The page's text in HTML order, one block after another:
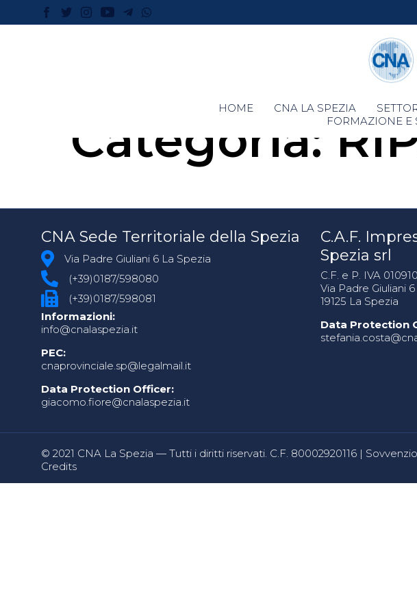
HOME CNA LA SPEZIA
FORMAZIONE E
Categoria:
CNA Sede Territoriale della Spezia
Via Padre Giuliani 6 La Spezia
(+39)0187/598080
(+39)0187/598081
Informazioni:
info@cnalaspezia.it
PEC:
cnaprovinciale.sp@legalmail.it
Data Protection Officer:
giacomo.fiore@cnalaspezia.it
C.A.F.
Spezia srl
C.F. e P. IVA
Via Padre Giuliani 6
19125 La Spezia
Data Protection
© 2021 CNA La Spezia — Tutti i diritti riservati. C.F. 80002920116 |
Credits